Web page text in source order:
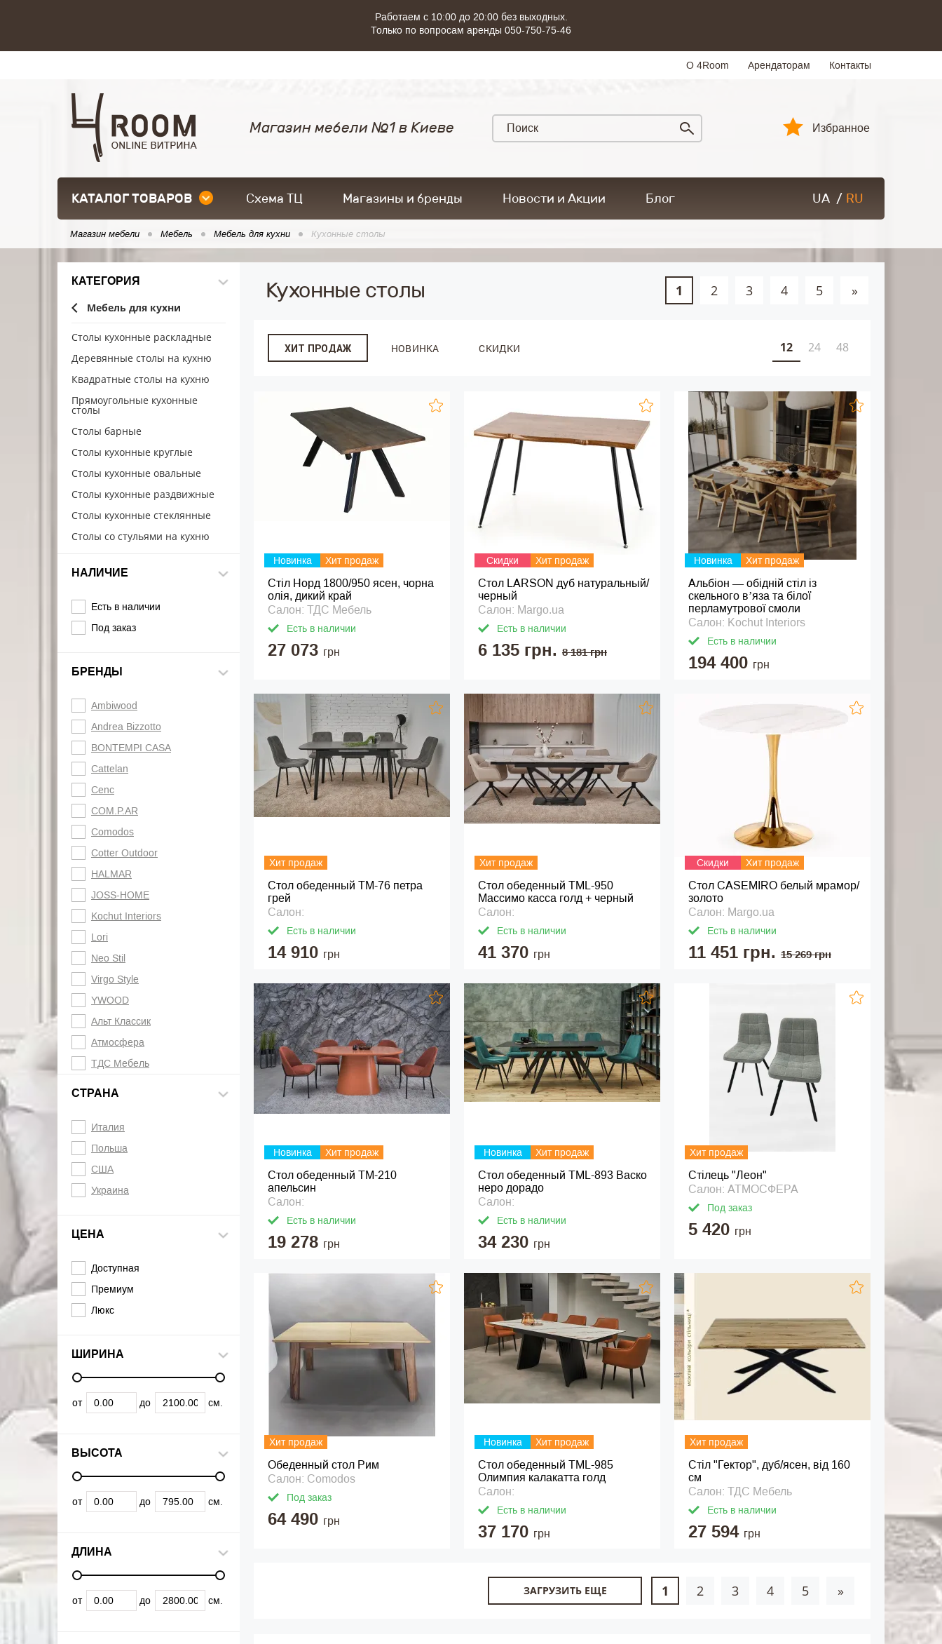
Работаем с 10:00 до 20:00 без выходных.
Только по вопросам аренды 050-750-75-46
О 4Room Арендаторам Контакты
Магазин мебели №1 в Киеве Избранное
КАТАЛОГ ТОВАРОВ Схема ТЦ Магазины и бренды Новости и Акции Блог UA / RU
Магазин мебели Мебель Мебель для кухни Кухонные столы
КАТЕГОРИЯ
Мебель для кухни
Столы кухонные раскладные
Деревянные столы на кухню
Квадратные столы на кухню
Прямоугольные кухонные
столы
Столы барные
Столы кухонные круглые
Столы кухонные овальные
Столы кухонные раздвижные
Столы кухонные стеклянные
Столы со стульями на кухню
НАЛИЧИЕ
Есть в наличии
Под заказ
БРЕНДЫ
Ambiwood
Andrea Bizzotto
BONTEMPI CASA
Cattelan
Cenc
COM.P.AR
Comodos
Cotter Outdoor
HALMAR
JOSS-HOME
Kochut Interiors
Lori
Neo Stil
Virgo Style
YWOOD
Альт Классик
Атмосфера
ТДС Мебель
СТРАНА
Италия
Польша
США
Украина
ЦЕНА
Доступная
Премиум
Люкс
ШИРИНА
от до см.
ВЫСОТА
от до см.
ДЛИНА
от до см.
Кухонные столы 1 2 3 4 5 »
ХИТ ПРОДАЖ НОВИНКА СКИДКИ 12 24 48
Новинка Хит продаж
Стіл Норд 1800/950 ясен, чорна
олія, дикий край
Салон: ТДС Мебель
Есть в наличии
27 073 грн
Скидки Хит продаж
Стол LARSON дуб натуральный/
черный
Салон: Margo.ua
Есть в наличии
6 135 грн. 8 181 грн
Новинка Хит продаж
Альбіон — обідній стіл із
скельного в’яза та білої
перламутрової смоли
Салон: Kochut Interiors
Есть в наличии
194 400 грн
Хит продаж
Стол обеденный ТМ-76 петра
грей
Салон:
Есть в наличии
14 910 грн
Хит продаж
Стол обеденный TML-950
Массимо касса голд + черный
Салон:
Есть в наличии
41 370 грн
Скидки Хит продаж
Стол CASEMIRO белый мрамор/
золото
Салон: Margo.ua
Есть в наличии
11 451 грн. 15 269 грн
Новинка Хит продаж
Стол обеденный ТМ-210
апельсин
Салон:
Есть в наличии
19 278 грн
Новинка Хит продаж
Стол обеденный TML-893 Васко
неро дорадо
Салон:
Есть в наличии
34 230 грн
Хит продаж
Стілець "Леон"
Салон: АТМОСФЕРА
Под заказ
5 420 грн
Хит продаж
Обеденный стол Рим
Салон: Comodos
Под заказ
64 490 грн
Новинка Хит продаж
Стол обеденный ТМL-985
Олимпия калакатта голд
Салон:
Есть в наличии
37 170 грн
Хит продаж
Стіл "Гектор", дуб/ясен, від 160
см
Салон: ТДС Мебель
Есть в наличии
27 594 грн
1 2 3 4 5 »
ЗАГРУЗИТЬ ЕЩЕ